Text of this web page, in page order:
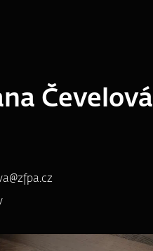
Čevelová